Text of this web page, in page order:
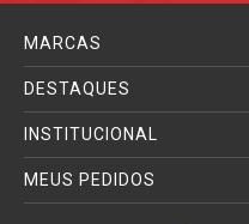
MARCAS
DESTAQUES
INSTITUCIONAL
MEUS PEDIDOS